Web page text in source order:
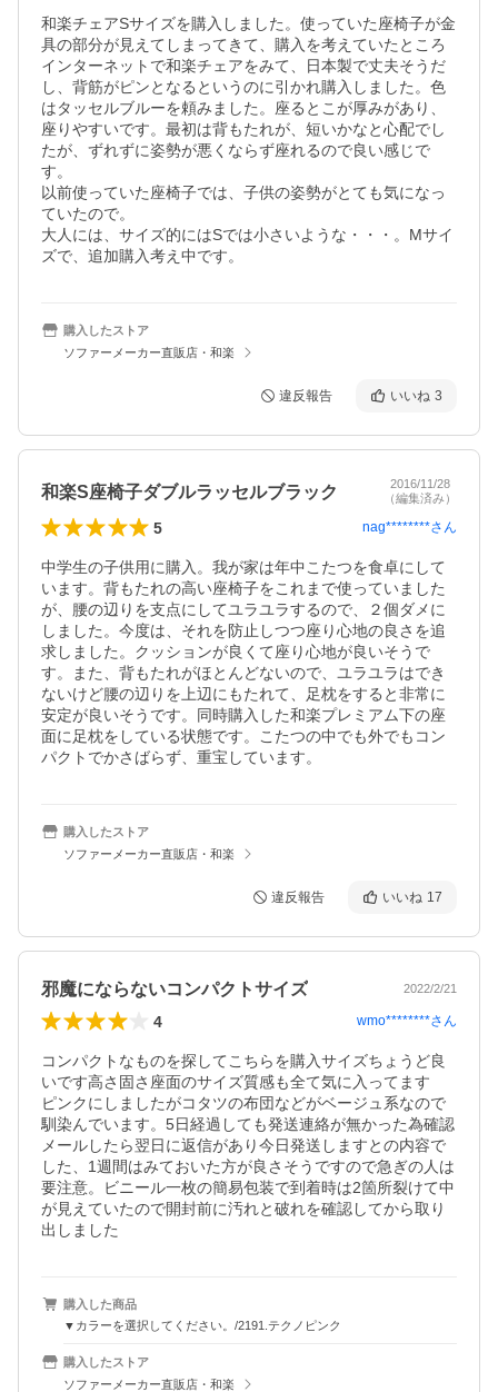
和楽チェアSサイズを購入しました。使っていた座椅子が金
具の部分が見えてしまってきて、購入を考えていたところ
インターネットで和楽チェアをみて、日本製で丈夫そうだ
し、背筋がピンとなるというのに引かれ購入しました。色
はタッセルブルーを頼みました。座るとこが厚みがあり、
座りやすいです。最初は背もたれが、短いかなと心配でし
たが、ずれずに姿勢が悪くならず座れるので良い感じで
す。
以前使っていた座椅子では、子供の姿勢がとても気になっ
ていたので。
大人には、サイズ的にはSでは小さいような・・・。Mサイ
ズで、追加購入考え中です。
購入したストア
ソファーメーカー直販店・和楽
違反報告 いいね 3
和楽S座椅子ダブルラッセルブラック
2016/11/28
（編集済み）
5 nag********さん
中学生の子供用に購入。我が家は年中こたつを食卓にして
います。背もたれの高い座椅子をこれまで使っていました
が、腰の辺りを支点にしてユラユラするので、２個ダメに
しました。今度は、それを防止しつつ座り心地の良さを追
求しました。クッションが良くて座り心地が良いそうで
す。また、背もたれがほとんどないので、ユラユラはでき
ないけど腰の辺りを上辺にもたれて、足枕をすると非常に
安定が良いそうです。同時購入した和楽プレミアム下の座
面に足枕をしている状態です。こたつの中でも外でもコン
パクトでかさばらず、重宝しています。
購入したストア
ソファーメーカー直販店・和楽
違反報告 いいね 17
邪魔にならないコンパクトサイズ 2022/2/21
4 wmo********さん
コンパクトなものを探してこちらを購入サイズちょうど良
いです高さ固さ座面のサイズ質感も全て気に入ってます
ピンクにしましたがコタツの布団などがベージュ系なので
馴染んでいます。5日経過しても発送連絡が無かった為確認
メールしたら翌日に返信があり今日発送しますとの内容で
した、1週間はみておいた方が良さそうですので急ぎの人は
要注意。ビニール一枚の簡易包装で到着時は2箇所裂けて中
が見えていたので開封前に汚れと破れを確認してから取り
出しました
購入した商品
▼カラーを選択してください。/2191.テクノピンク
購入したストア
ソファーメーカー直販店・和楽